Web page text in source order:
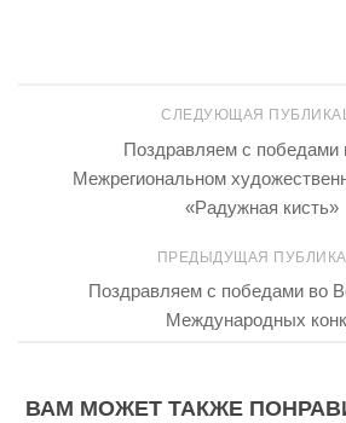
СЛЕДУЮЩАЯ
Поздравляем с победами
Межрегиональном
«Радужная кисть»
ПРЕДЫДУЩАЯ
Поздравляем с победами во
Международных
ВАМ МОЖЕТ ТАКЖЕ